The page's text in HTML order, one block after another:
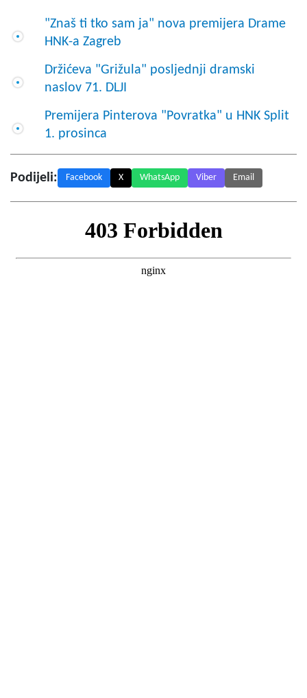
"Znaš ti tko sam ja" nova premijera Drame
HNK-a Zagreb
Držićeva "Grižula" posljednji dramski
naslov 71. DLJI
Premijera Pinterova "Povratka" u HNK Split
1. prosinca
Podijeli: Facebook X WhatsApp Viber Email